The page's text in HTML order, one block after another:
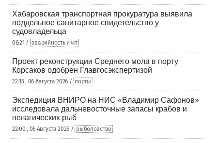
Хабаровская транспортная прокуратура выявила
поддельное санитарное свидетельство у
судовладельца
06:21 / аварийность и чп
Проект реконструкции Среднего мола в порту
Корсаков одобрен Главгосэкспертизой
22:15 , 06 Августа 2026 / порты
Экспедиция ВНИРО на НИС «Владимир Сафонов»
исследовала дальневосточные запасы крабов и
пелагических рыб
22:00 , 06 Августа 2026 / рыболовство